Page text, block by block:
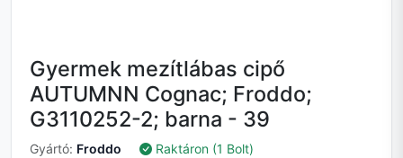
Gyermek mezítlábas cipő
AUTUMNN Cognac; Froddo;
G3110252-2; barna - 39
Gyártó: Froddo Raktáron (1 Bolt)